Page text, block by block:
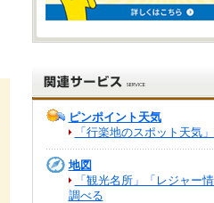
ピンポイント天気
「行楽地のスポット天気
地図
「観光名所」「レジャー
調べる